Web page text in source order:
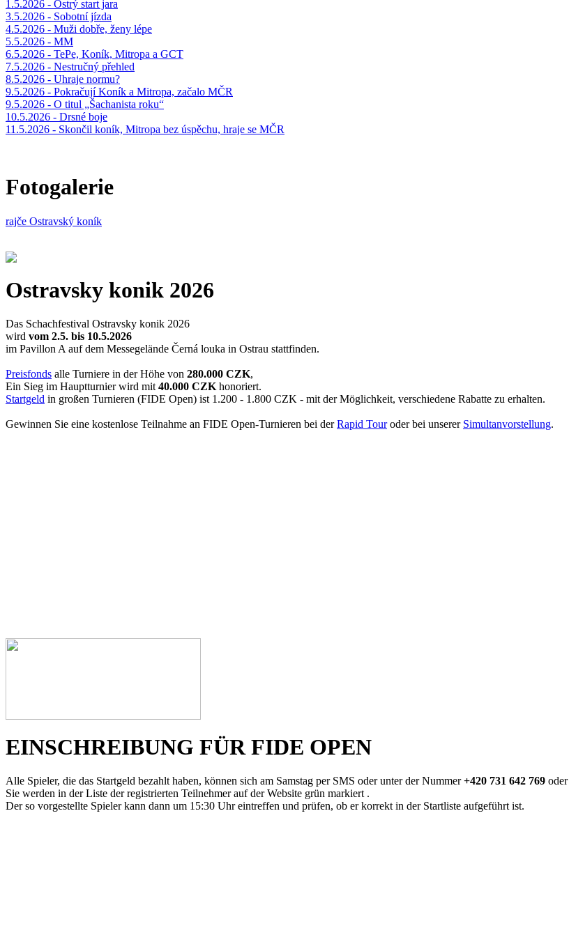
1.5.2026 - Ostrý start jara
3.5.2026 - Sobotní jízda
4.5.2026 - Muži dobře, ženy lépe
5.5.2026 - MM
6.5.2026 - TePe, Koník, Mitropa a GCT
7.5.2026 - Nestručný přehled
8.5.2026 - Uhraje normu?
9.5.2026 - Pokračují Koník a Mitropa, začalo MČR
9.5.2026 - O titul „Šachanista roku“
10.5.2026 - Drsné boje
11.5.2026 - Skončil koník, Mitropa bez úspěchu, hraje se MČR
Fotogalerie
rajče Ostravský koník
Ostravsky konik 2026
Das Schachfestival Ostravsky konik 2026
wird vom 2.5. bis 10.5.2026
im Pavillon A auf dem Messegelände Černá louka in Ostrau stattfinden.
Preisfonds alle Turniere in der Höhe von 280.000 CZK,
Ein Sieg im Hauptturnier wird mit 40.000 CZK honoriert.
Startgeld in großen Turnieren (FIDE Open) ist 1.200 - 1.800 CZK - mit der Möglichkeit, verschiedene Rabatte zu erhalten.
Gewinnen Sie eine kostenlose Teilnahme an FIDE Open-Turnieren bei derRapid Touroder bei unserer Simultanvorstellung.
EINSCHREIBUNG FÜR FIDE OPEN
Alle Spieler, die das Startgeld bezahlt haben, können sich am Samstag per SMS oder unter der Nummer+420 731 642 769 oder
Sie werden in der Liste der registrierten Teilnehmer auf der Website grün markiert .
Der so vorgestellte Spieler kann dann um 15:30 Uhr eintreffen und prüfen, ob er korrekt in der Startliste aufgeführt ist.